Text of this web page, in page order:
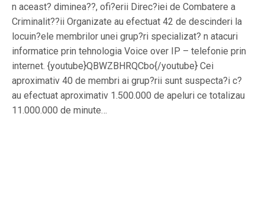
n aceast? diminea??, ofi?erii Direc?iei de Combatere a
Criminalit??ii Organizate au efectuat 42 de descinderi la
locuin?ele membrilor unei grup?ri specializat? n atacuri
informatice prin tehnologia Voice over IP – telefonie prin
internet. {youtube}QBWZBHRQCbo{/youtube} Cei
aproximativ 40 de membri ai grup?rii sunt suspecta?i c?
au efectuat aproximativ 1.500.000 de apeluri ce totalizau
11.000.000 de minute…